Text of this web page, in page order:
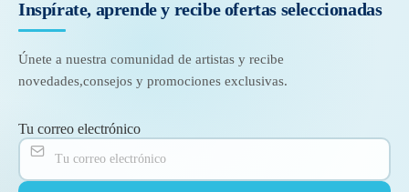
Inspírate, aprende y recibeofertas seleccionadas
Únete a nuestra comunidad de artistas y recibe
novedades,consejos y promociones exclusivas.
Tu correo electrónico